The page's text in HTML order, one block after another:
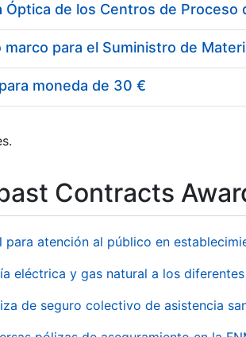
moneda de 30 €
Contracts
para atención al público en
eléctrica y gas natural a los
de seguro colectivo de asistencia